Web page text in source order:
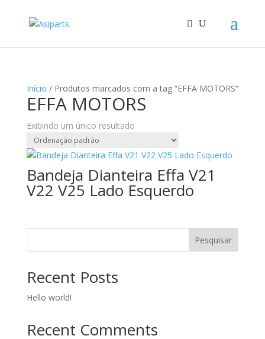
Início / Produtos marcados com a tag “EFFA MOTORS”
EFFA MOTORS
Exibindo um único resultado
Bandeja Dianteira Effa V21
V22 V25 Lado Esquerdo
Pesquisar
Recent Posts
Hello world!
Recent Comments